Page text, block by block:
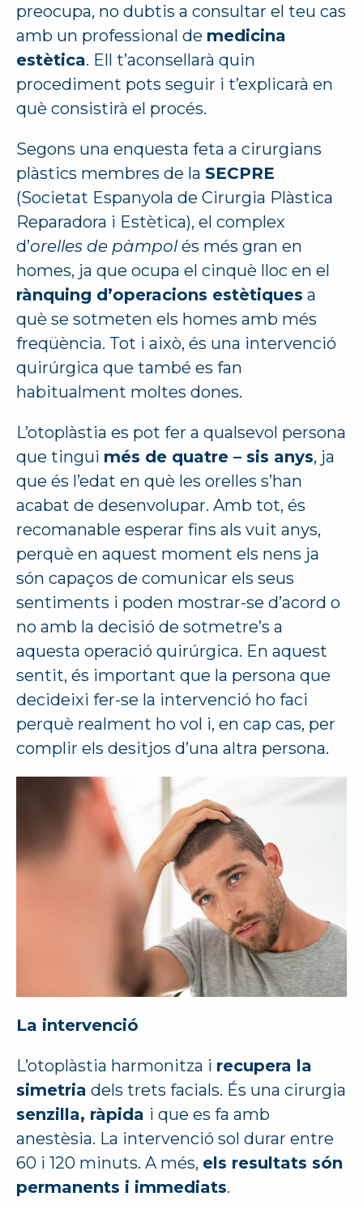
preocupa, no dubtis a consultar el teu cas
amb un professional de medicina
estètica. Ell t’aconsellarà quin
procediment pots seguir i t’explicarà en
què consistirà el procés.
Segons una enquesta feta a cirurgians
plàstics membres de la SECPRE
(Societat Espanyola de Cirurgia Plàstica
Reparadora i Estètica), el complex
d’orelles de pàmpolés més gran en
homes, ja que ocupa el cinquè lloc en el
rànquing d’operacions estètiques a
què se sotmeten els homes amb més
freqüència. Tot i això, és una intervenció
quirúrgica que també es fan
habitualment moltes dones.
L’otoplàstia es pot fer a qualsevol persona
que tingui més de quatre – sis anys, ja
que és l’edat en què les orelles s’han
acabat de desenvolupar. Amb tot, és
recomanable esperar fins als vuit anys,
perquè en aquest moment els nens ja
són capaços de comunicar els seus
sentiments i poden mostrar-se d’acord o
no amb la decisió de sotmetre’s a
aquesta operació quirúrgica. En aquest
sentit, és important que la persona que
decideixi fer-se la intervenció ho faci
perquè realment ho vol i, en cap cas, per
complir els desitjos d’una altra persona.
La intervenció
L’otoplàstia harmonitza i recupera la
simetria dels trets facials. És una cirurgia
senzilla, ràpida i que es fa amb
anestèsia. La intervenció sol durar entre
60 i 120 minuts. A més, els resultats són
permanents i immediats.